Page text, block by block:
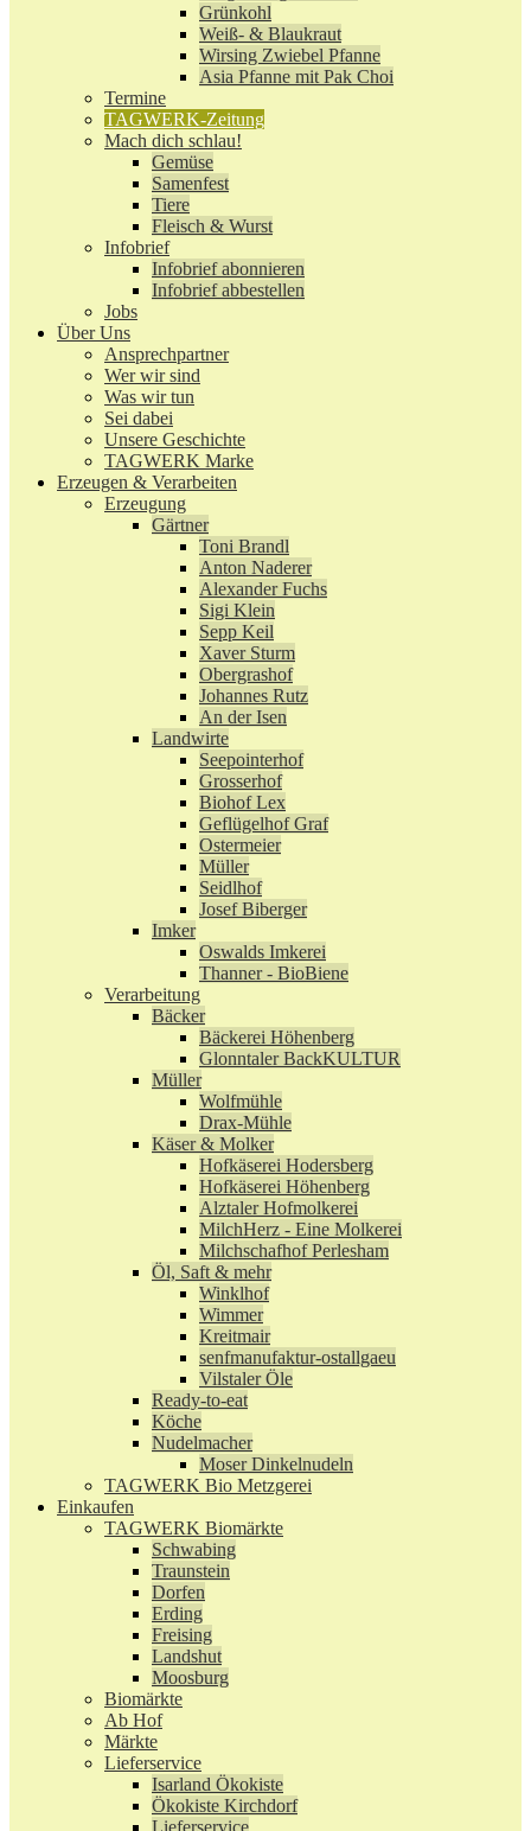
Grünkohl
Weiß- & Blaukraut
Wirsing Zwiebel Pfanne
Asia Pfanne mit Pak Choi
Termine
TAGWERK-Zeitung
Mach dich schlau!
Gemüse
Samenfest
Tiere
Fleisch & Wurst
Infobrief
Infobrief abonnieren
Infobrief abbestellen
Jobs
Über Uns
Ansprechpartner
Wer wir sind
Was wir tun
Sei dabei
Unsere Geschichte
TAGWERK Marke
Erzeugen & Verarbeiten
Erzeugung
Gärtner
Toni Brandl
Anton Naderer
Alexander Fuchs
Sigi Klein
Sepp Keil
Xaver Sturm
Obergrashof
Johannes Rutz
An der Isen
Landwirte
Seepointerhof
Grosserhof
Biohof Lex
Geflügelhof Graf
Ostermeier
Müller
Seidlhof
Josef Biberger
Imker
Oswalds Imkerei
Thanner - BioBiene
Verarbeitung
Bäcker
Bäckerei Höhenberg
Glonntaler BackKULTUR
Müller
Wolfmühle
Drax-Mühle
Käser & Molker
Hofkäserei Hodersberg
Hofkäserei Höhenberg
Alztaler Hofmolkerei
MilchHerz - Eine Molkerei
Milchschafhof Perlesham
Öl, Saft & mehr
Winklhof
Wimmer
Kreitmair
senfmanufaktur-ostallgaeu
Vilstaler Öle
Ready-to-eat
Köche
Nudelmacher
Moser Dinkelnudeln
TAGWERK Bio Metzgerei
Einkaufen
TAGWERK Biomärkte
Schwabing
Traunstein
Dorfen
Erding
Freising
Landshut
Moosburg
Biomärkte
Ab Hof
Märkte
Lieferservice
Isarland Ökokiste
Ökokiste Kirchdorf
Lieferservice